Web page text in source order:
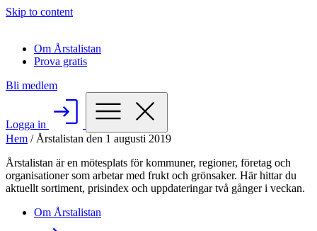
Skip to content
Om Årstalistan
Prova gratis
Bli medlem
Logga in
Hem / Årstalistan den 1 augusti 2019
Årstalistan är en mötesplats för kommuner, regioner, företag och
organisationer som arbetar med frukt och grönsaker. Här hittar du
aktuellt sortiment, prisindex och uppdateringar två gånger i veckan.
Om Årstalistan